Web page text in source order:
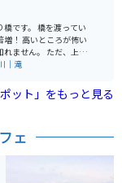
スポットとしても人
す。周辺は自然豊かな
バイクでのツーリン
訪れる価値のあるス
です。 橋を渡ってい
！ 高いところが怖い
れません。 ただ、上か
吊り橋の下にはキャ
で楽しめる場所とな
｜滝
ット」をもっと見る
ェ